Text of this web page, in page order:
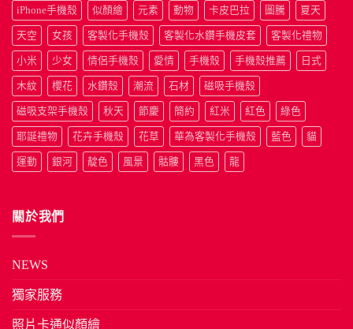
iPhone手機殼 似顏繪 元素 動物 卡皮巴拉 圖騰 夏天
天空 女孩 客製化手機殼 客製化水鑽手機皮套 客製化禮物
小米 少女 情侶手機殼 愛情 手機殼 手機殼推薦 日式
木紋 櫻花 水鑽殼 潮流 石材 磁吸手機殼
磁吸支架手機殼 秋天 節慶 簡約 紅米 紅色 綠色
耶誕禮物 花卉手機殼 花草 華為客製化手機殼 藍色 貓
運動 銀河 靛色 風景 骷髏 黑色 龍
關於我們
NEWS
獨家服務
照片卡通似顏繪